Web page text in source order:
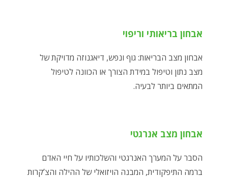
אבחון בריאותי וריפוי
אבחון מצב הבריאות: גוף ונפש, דיאגנוזה מדויקת של
מצב נתון וטיפול במידת הצורך או הכוונה לטיפול
המתאים ביותר לבעיה.
אבחון מצב אנרגטי
הסבר על המערך האנרגטי והשלכותיו על חיי האדם
ברמה התיפקודית, המבנה הויזואלי של ההילה והצ’קרות